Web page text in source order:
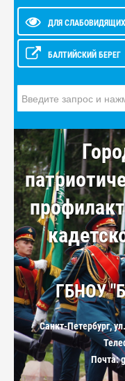
ДЛЯ СЛАБОВИДЯЩИХ
БАЛТИЙСКИЙ БЕРЕГ
ГБНОУ
Санкт-Петербург,
Почта: